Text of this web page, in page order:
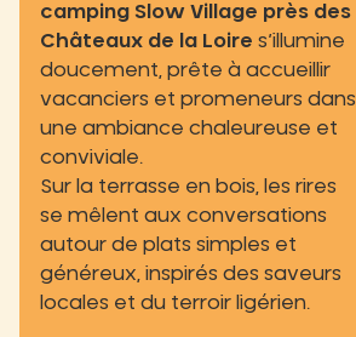
camping Slow Village près des
Châteaux de la Loire s’illumine
doucement, prête à accueillir
vacanciers et promeneurs dans
une ambiance chaleureuse et
conviviale.
Sur la terrasse en bois, les rires
se mêlent aux conversations
autour de plats simples et
généreux, inspirés des saveurs
locales et du terroir ligérien.